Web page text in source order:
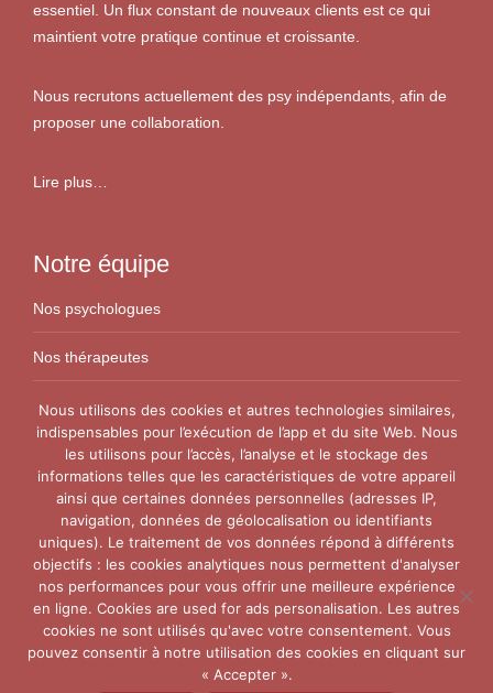
essentiel. Un flux constant de nouveaux clients est ce qui
maintient votre pratique continue et croissante.
Nous recrutons actuellement des psy indépendants, afin de
proposer une collaboration.
Lire plus…
Notre équipe
Nos psychologues
Nos thérapeutes
Nos conseillers conjugaux
Nos Centres
Centre VitaPsy Bruxelles
Copyright © 2015-2026Thérapie Couple Belgique.Tous
droits réservés. Powered byPrivium – Des services qui
Nous utilisons des cookies et autres technologies similaires,
indispensables pour l’exécution de l’app et du site Web. Nous
les utilisons pour l’accès, l’analyse et le stockage des
informations telles que les caractéristiques de votre appareil
ainsi que certaines données personnelles (adresses IP,
navigation, données de géolocalisation ou identifiants
uniques). Le traitement de vos données répond à différents
objectifs : les cookies analytiques nous permettent d'analyser
nos performances pour vous offrir une meilleure expérience
en ligne. Cookies are used for ads personalisation. Les autres
cookies ne sont utilisés qu'avec votre consentement. Vous
pouvez consentir à notre utilisation des cookies en cliquant sur
« Accepter ».